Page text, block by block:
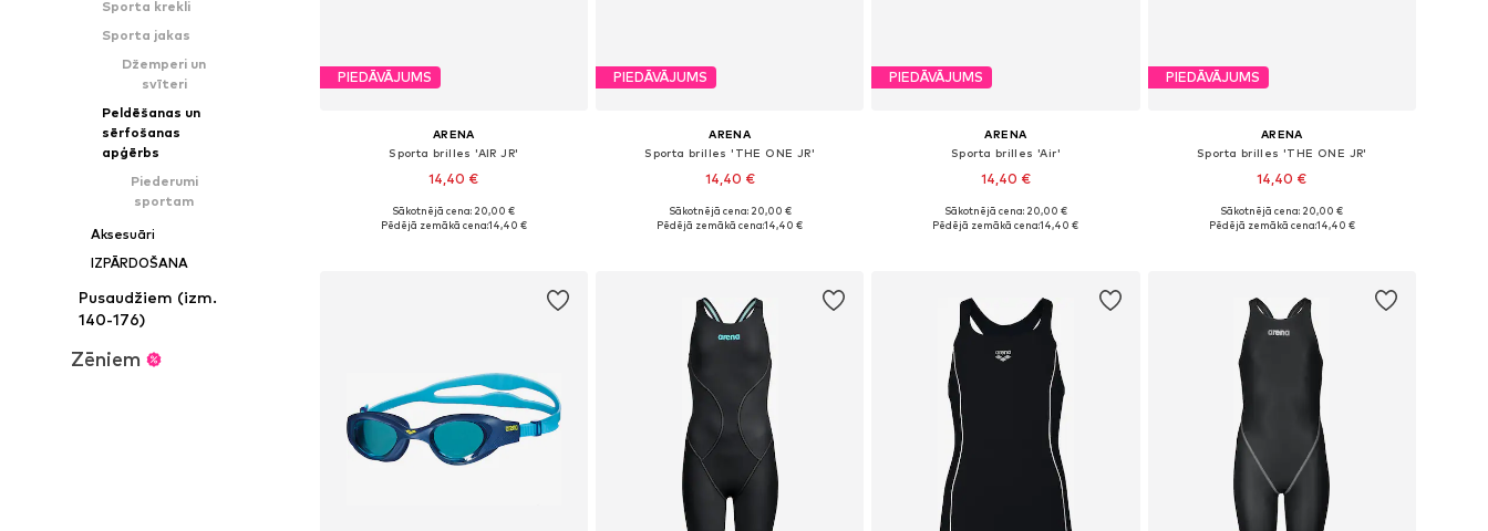
Sporta krekli
Sporta jakas
Džemperi un
svīteri
Peldēšanas un
sērfošanas
apģērbs
Piederumi
sportam
Aksesuāri
IZPĀRDOŠANA
Pusaudžiem (izm.
140-176)
Zēniem
PIEDĀVĀJUMS
ARENA
Sporta brilles 'AIR JR'
14,40 €
Pieejamie izmēri: One Size
Sākotnējā cena: 20,00 €
Pēdējā zemākā cena:14,40 €
PIEDĀVĀJUMS
ARENA
Sporta brilles 'THE ONE JR'
14,40 €
Pieejamie izmēri: Einheitsgröße
Sākotnējā cena: 20,00 €
Pēdējā zemākā cena:14,40 €
PIEDĀVĀJUMS
ARENA
Sporta brilles 'Air'
14,40 €
Pieejamie izmēri: Einheitsgröße
Sākotnējā cena: 20,00 €
Pēdējā zemākā cena:14,40 €
PIEDĀVĀJUMS
ARENA
Sporta brilles 'THE ONE JR'
14,40 €
Pieejamie izmēri: One Size
Sākotnējā cena: 20,00 €
Pēdējā zemākā cena:14,40 €